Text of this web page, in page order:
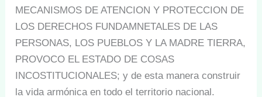
MECANISMOS DE ATENCION Y PROTECCION DE
LOS DERECHOS FUNDAMNETALES DE LAS
PERSONAS, LOS PUEBLOS Y LA MADRE TIERRA,
PROVOCO EL ESTADO DE COSAS
INCOSTITUCIONALES; y de esta manera construir
la vida armónica en todo el territorio nacional.